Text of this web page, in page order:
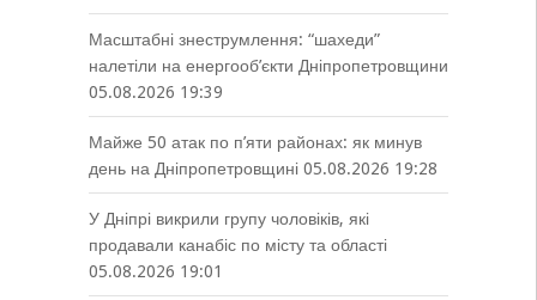
Масштабні знеструмлення: “шахеди”
налетіли на енергооб’єкти Дніпропетровщини
05.08.2026 19:39
Майже 50 атак по п’яти районах: як минув
день на Дніпропетровщині 05.08.2026 19:28
У Дніпрі викрили групу чоловіків, які
продавали канабіс по місту та області
05.08.2026 19:01